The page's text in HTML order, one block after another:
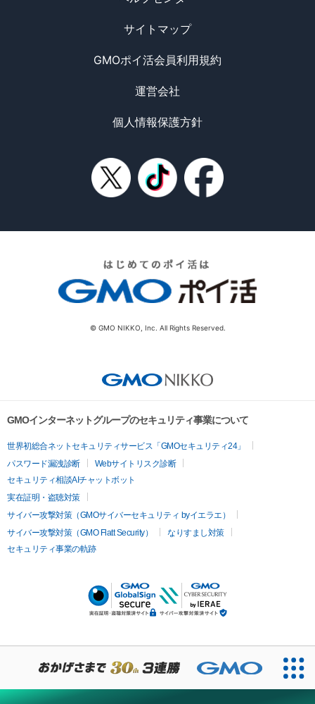
サイトマップ
GMOポイ活会員利用規約
運営会社
個人情報保護方針
© GMO NIKKO, Inc. All Rights Reserved.
GMOインターネットグループのセキュリティ事業について
世界初総合ネットセキュリティサービス「GMOセキュリティ24」
パスワード漏洩診断
Webサイトリスク診断
セキュリティ相談AIチャットボット
実在証明・盗聴対策
サイバー攻撃対策（GMOサイバーセキュリティ byイエラエ）
サイバー攻撃対策（GMO Flatt Security）
なりすまし対策
セキュリティ事業の軌跡